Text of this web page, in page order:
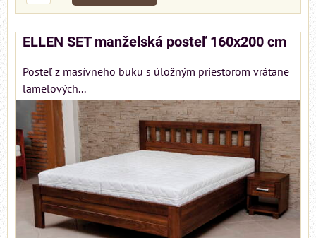
ELLEN SET manželská posteľ 160x200 cm
Posteľ z masívneho buku s úložným priestorom vrátane
lamelových...